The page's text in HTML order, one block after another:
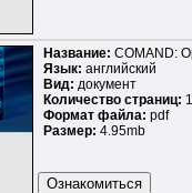
Название: COMAND:
Язык: английский
Вид: документ
Количество страниц:
Формат файла: pdf
Размер: 4.95mb